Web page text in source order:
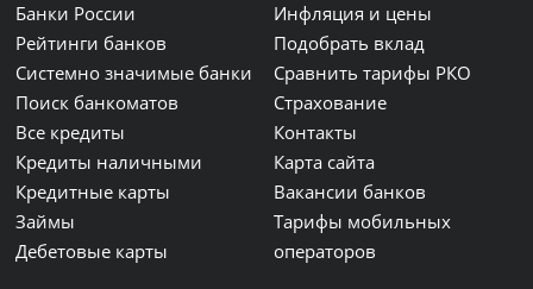
Банки России
Рейтинги банков
Системно значимые банки
Поиск банкоматов
Все кредиты
Кредиты наличными
Кредитные карты
Займы
Дебетовые карты
Инфляция и цены
Подобрать вклад
Сравнить тарифы РКО
Страхование
Контакты
Карта сайта
Вакансии банков
Тарифы мобильных
операторов